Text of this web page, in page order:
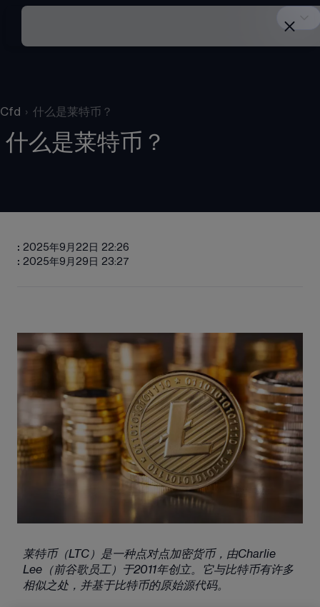
Cfd › 什么是莱特币？
什么是莱特币？
: 2025年9月22日 22:26
: 2025年9月29日 23:27
莱特币（LTC）是一种点对点加密货币，由Charlie
Lee（前谷歌员工）于2011年创立。它与比特币有许多
相似之处，并基于比特币的原始源代码。